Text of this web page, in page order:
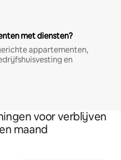
met diensten?
appartementen,
en
voor verblijven
maand